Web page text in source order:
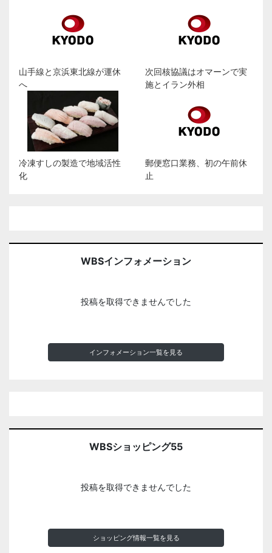
山手線と京浜東北線が運休
へ
次回核協議はオマーンで実
施とイラン外相
冷凍すしの製造で地域活性
化
郵便窓口業務、初の午前休
止
WBSインフォメーション
投稿を取得できませんでした
インフォメーション一覧を見る
WBSショッピング55
投稿を取得できませんでした
ショッピング情報一覧を見る